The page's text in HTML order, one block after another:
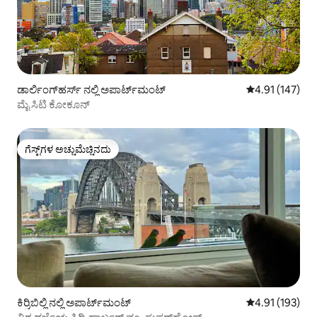
ಡಾರ್ಲಿಂಗ್‌ಹರ್ಸ್ ನಲ್ಲಿ ಅಪಾರ್ಟ್‌ಮಂಟ್ 5 ರಲ್ಲಿ 4.91
4.91 (147)
ಮೈ ಸಿಟಿ ಕೋಕೂನ್
ಗೆಸ್ಟ್‌ಗಳ ಅಚ್ಚುಮೆಚ್ಚಿನದು
ಗೆಸ್ಟ್‌ಗಳ ಅಚ್ಚುಮೆಚ್ಚಿನದು
ಕಿರ್ರಿಬಿಲ್ಲಿ ನಲ್ಲಿ ಅಪಾರ್ಟ್‌ಮಂಟ್ 5 ರಲ್ಲಿ 4.91
4.91 (193)